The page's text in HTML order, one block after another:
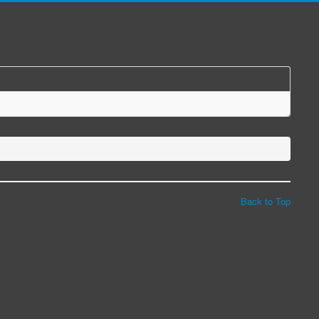
Back to Top